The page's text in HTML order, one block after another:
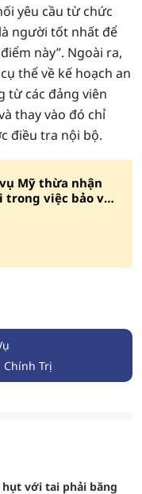
yêu cầu từ chức
người tốt nhất để
này”. Ngoài ra,
thể về kế hoạch an
từ các đảng viên
thay vào đó chỉ
điều tra nội bộ.
Mỹ thừa nhận
trong việc bảo vệ
Chính Trị
với tai phải băng